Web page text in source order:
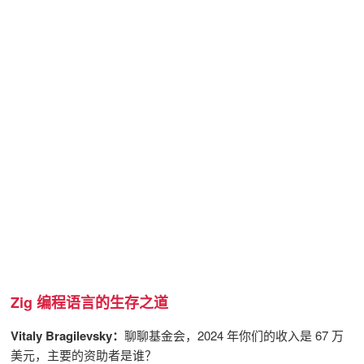
Zig 编程语言的生存之道
Vitaly Bragilevsky： 聊聊基金会，2024 年你们的收入是 67 万
美元，主要的资助者是谁？